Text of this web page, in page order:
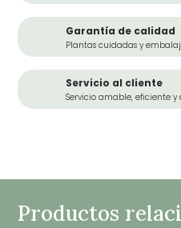
Garantía de calidad
Plantas cuidadas y
Servicio al cliente
Servicio amable, eficiente y
Productos